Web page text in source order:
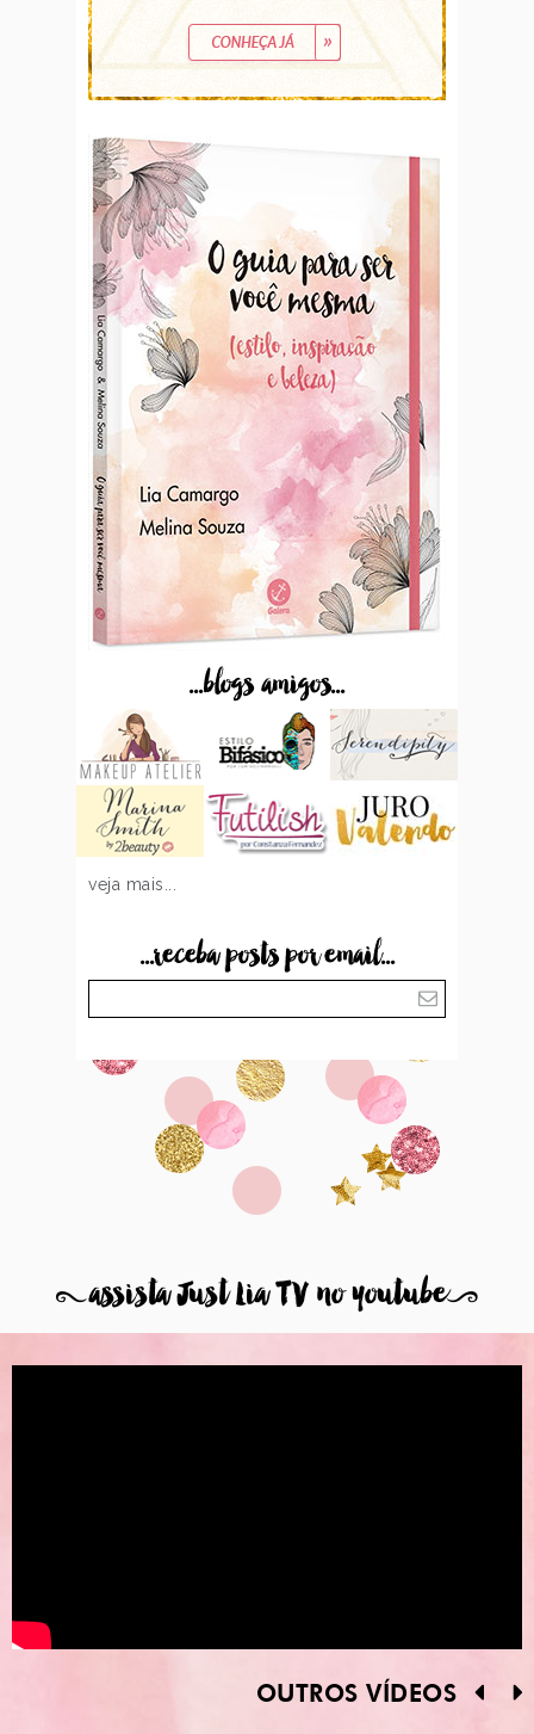
...blogs amigos...
veja mais...
...receba posts por email...
8assista Just Lia TV no youtube9
OUTROS VÍDEOS